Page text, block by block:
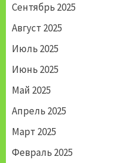
Сентябрь 2025
Август 2025
Июль 2025
Июнь 2025
Май 2025
Апрель 2025
Март 2025
Февраль 2025